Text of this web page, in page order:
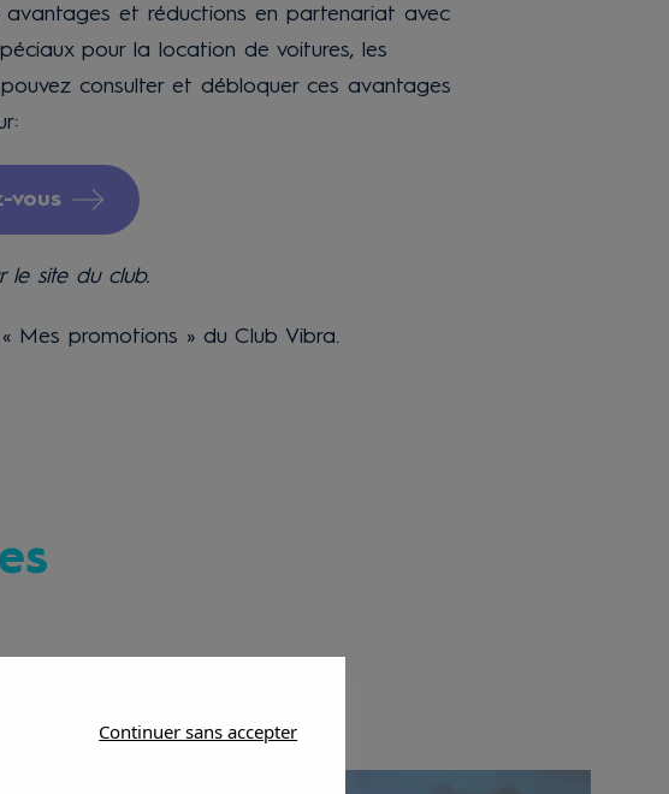
et réductions en partenariat avec
pour la location de voitures, les
consulter et débloquer ces avantages
vous
le site du club.
Mes promotions » du Club Vibra.
Continuer sans accepter